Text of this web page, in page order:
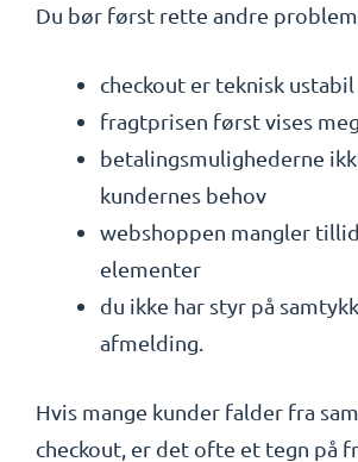
Du bør først rette andre
checkout er teknisk ustabil
fragtprisen først vises
betalingsmulighederne
kundernes behov
webshoppen mangler
elementer
du ikke har styr på
afmelding.
Hvis mange kunder falder fra
checkout, er det ofte et tegn på